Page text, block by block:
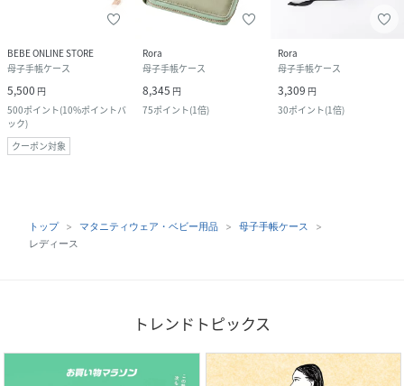
BEBE ONLINE STORE
母子手帳ケース
5,500 円
500ポイント(10%ポイントバ
ック)
クーポン対象
Rora
母子手帳ケース
8,345 円
75ポイント(1倍)
Rora
母子手帳ケース
3,309 円
30ポイント(1倍)
トップ マタニティウェア・ベビー用品
母子手帳ケース
レディース
トレンドトピックス